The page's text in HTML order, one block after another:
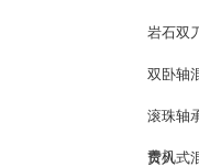
岩石双
双卧轴
滚珠轴
费机
贯入式